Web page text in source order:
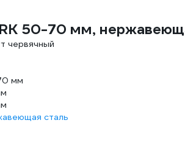
50-70 мм,
червячный
мм
сталь